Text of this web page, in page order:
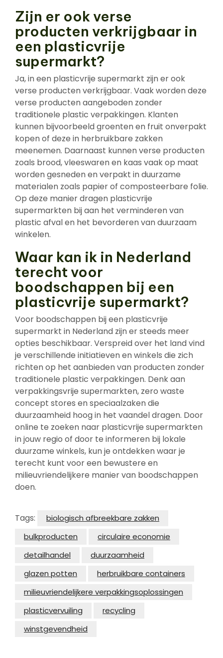
Zijn er ook verse
producten verkrijgbaar in
een plasticvrije
supermarkt?
Ja, in een plasticvrije supermarkt zijn er ook
verse producten verkrijgbaar. Vaak worden deze
verse producten aangeboden zonder
traditionele plastic verpakkingen. Klanten
kunnen bijvoorbeeld groenten en fruit onverpakt
kopen of deze in herbruikbare zakken
meenemen. Daarnaast kunnen verse producten
zoals brood, vleeswaren en kaas vaak op maat
worden gesneden en verpakt in duurzame
materialen zoals papier of composteerbare folie.
Op deze manier dragen plasticvrije
supermarkten bij aan het verminderen van
plastic afval en het bevorderen van duurzaam
winkelen.
Waar kan ik in Nederland
terecht voor
boodschappen bij een
plasticvrije supermarkt?
Voor boodschappen bij een plasticvrije
supermarkt in Nederland zijn er steeds meer
opties beschikbaar. Verspreid over het land vind
je verschillende initiatieven en winkels die zich
richten op het aanbieden van producten zonder
traditionele plastic verpakkingen. Denk aan
verpakkingsvrije supermarkten, zero waste
concept stores en speciaalzaken die
duurzaamheid hoog in het vaandel dragen. Door
online te zoeken naar plasticvrije supermarkten
in jouw regio of door te informeren bij lokale
duurzame winkels, kun je ontdekken waar je
terecht kunt voor een bewustere en
milieuvriendelijkere manier van boodschappen
doen.
Tags:
biologisch afbreekbare zakken
bulkproducten
circulaire economie
detailhandel
duurzaamheid
glazen potten
herbruikbare containers
milieuvriendelijkere verpakkingsoplossingen
plasticvervuiling
recycling
winstgevendheid